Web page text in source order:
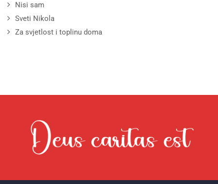
Nisi sam
Sveti Nikola
Za svjetlost i toplinu doma